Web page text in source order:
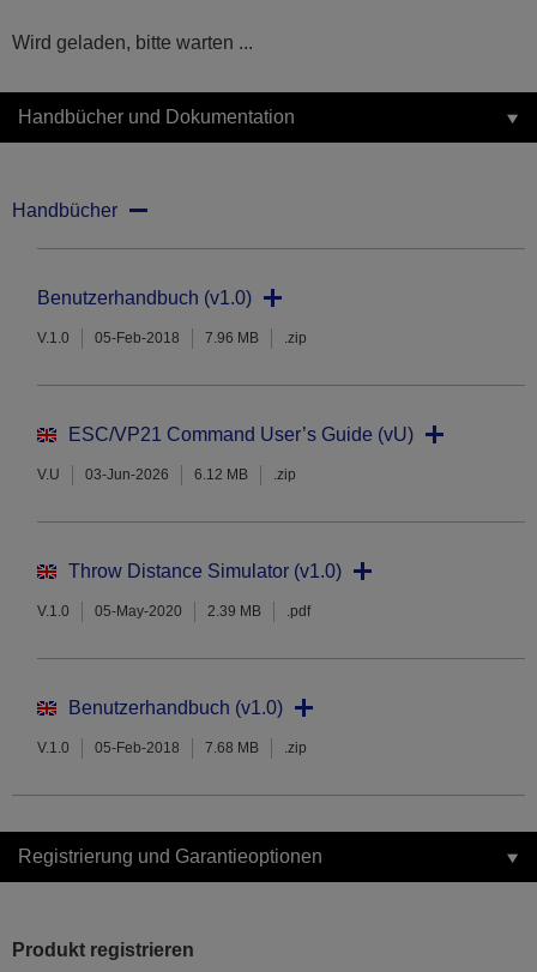
Wird geladen, bitte warten ...
Handbücher und Dokumentation
Handbücher
Benutzerhandbuch (v1.0)
V.1.0 05-Feb-2018 7.96 MB .zip
ESC/VP21 Command User’s Guide (vU)
V.U 03-Jun-2026 6.12 MB .zip
Throw Distance Simulator (v1.0)
V.1.0 05-May-2020 2.39 MB .pdf
Benutzerhandbuch (v1.0)
V.1.0 05-Feb-2018 7.68 MB .zip
Registrierung und Garantieoptionen
Produkt registrieren